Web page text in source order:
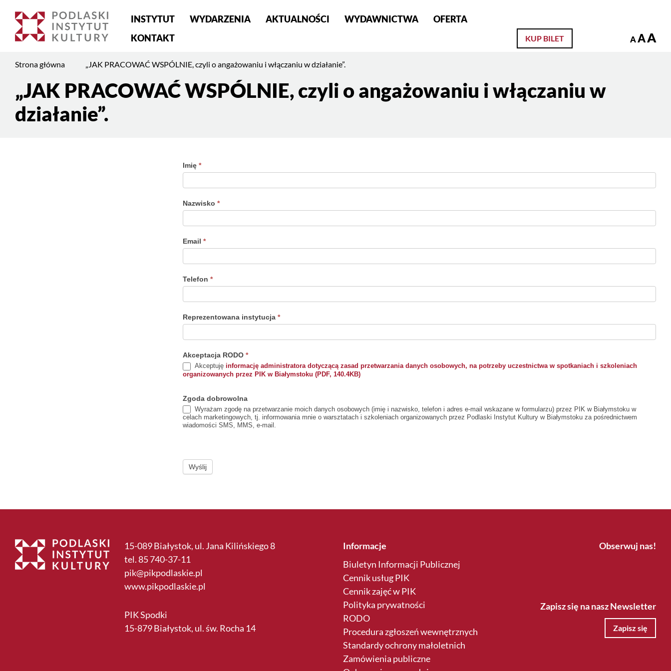
stronie:
„JAK
PRACOWAĆ
WSPÓLNIE,
Szukaj
Menu
główne
INSTYTUT WYDARZENIA AKTUALNOŚCI WYDAWNICTWA
OFERTA
KONTAKT
KUP BILET AAA
Strona główna „JAK PRACOWAĆ WSPÓLNIE, czyli o angażowaniu i włączaniu w działanie”.
strony„JAK PRACOWAĆ WSPÓLNIE, czyli o angażowaniu i włączaniu w
działanie”.
„JAK
PRACOWAĆ
WSPÓLNIE,
czyli o
angażowaniu
działanie”.
Imię *
Nazwisko *
Email *
Telefon *
Reprezentowana instytucja *
Akceptacja RODO *
Akceptuję informację administratora dotyczącą zasad przetwarzania danych osobowych, na potrzeby uczestnictwa w spotkaniach i szkoleniach
organizowanych przez PIK w Białymstoku (PDF, 140.4KB)
Zgoda dobrowolna
Wyrażam zgodę na przetwarzanie moich danych osobowych (imię i nazwisko, telefon i adres e-mail wskazane w formularzu) przez PIK w Białymstoku w
celach marketingowych, tj. informowania mnie o warsztatach i szkoleniach organizowanych przez Podlaski Instytut Kultury w Białymstoku za pośrednictwem
wiadomości SMS, MMS, e-mail.
Wyślij
15-089 Białystok, ul. Jana Kilińskiego 8
tel. 85 740-37-11
pik@pikpodlaskie.pl
www.pikpodlaskie.pl
PIK Spodki
15-879 Białystok, ul. św. Rocha 14
Informacje
Biuletyn Informacji Publicznej
Cennik usług PIK
Cennik zajęć w PIK
Polityka prywatności
RODO
Procedura zgłoszeń wewnętrznych
Standardy ochrony małoletnich
Zamówienia publiczne
Obserwuj nas!
Zapisz się na nasz Newsletter
Zapisz się